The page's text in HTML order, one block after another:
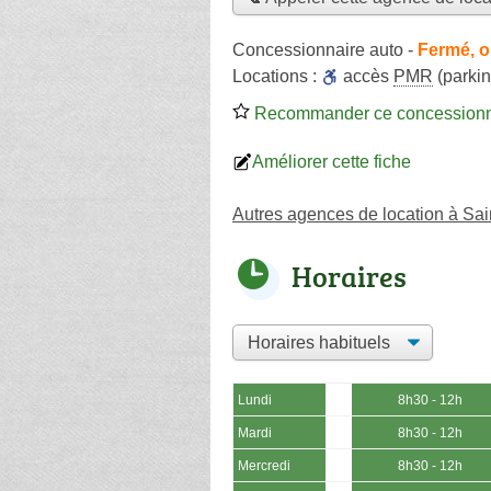
Concessionnaire auto - Fermé,
Locations :
accès PMR
Recommander ce
Améliorer cette fiche
Autres agences de location à
Horaires
Lundi 8h30 - 12h
Mardi 8h30 - 12h
Mercredi 8h30 - 12h